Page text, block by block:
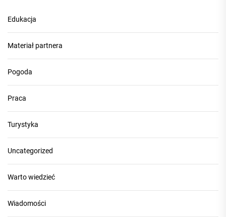
Edukacja
Materiał partnera
Pogoda
Praca
Turystyka
Uncategorized
Warto wiedzieć
Wiadomości